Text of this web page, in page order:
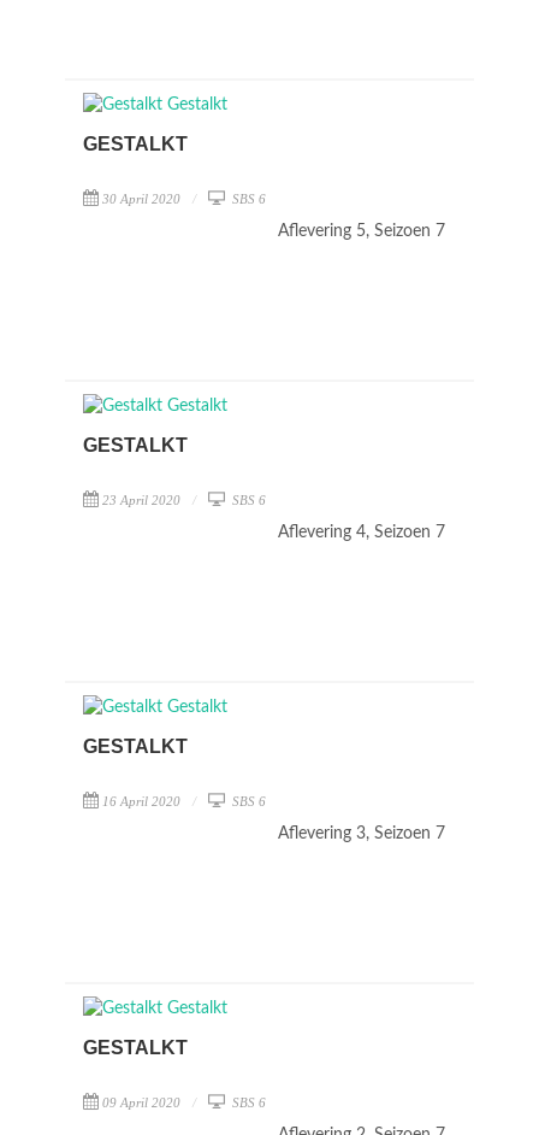
GESTALKT
30 April 2020 SBS 6
Aflevering 5, Seizoen 7
GESTALKT
23 April 2020 SBS 6
Aflevering 4, Seizoen 7
GESTALKT
16 April 2020 SBS 6
Aflevering 3, Seizoen 7
GESTALKT
09 April 2020 SBS 6